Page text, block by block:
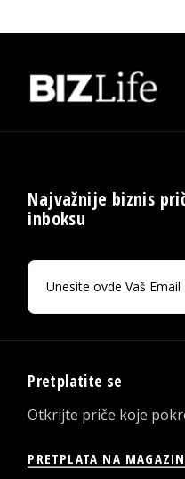
Najvažnije biznis
inboksu
Pretplatite se
Otkrijte priče koje
PRETPLATA NA MAGAZIN